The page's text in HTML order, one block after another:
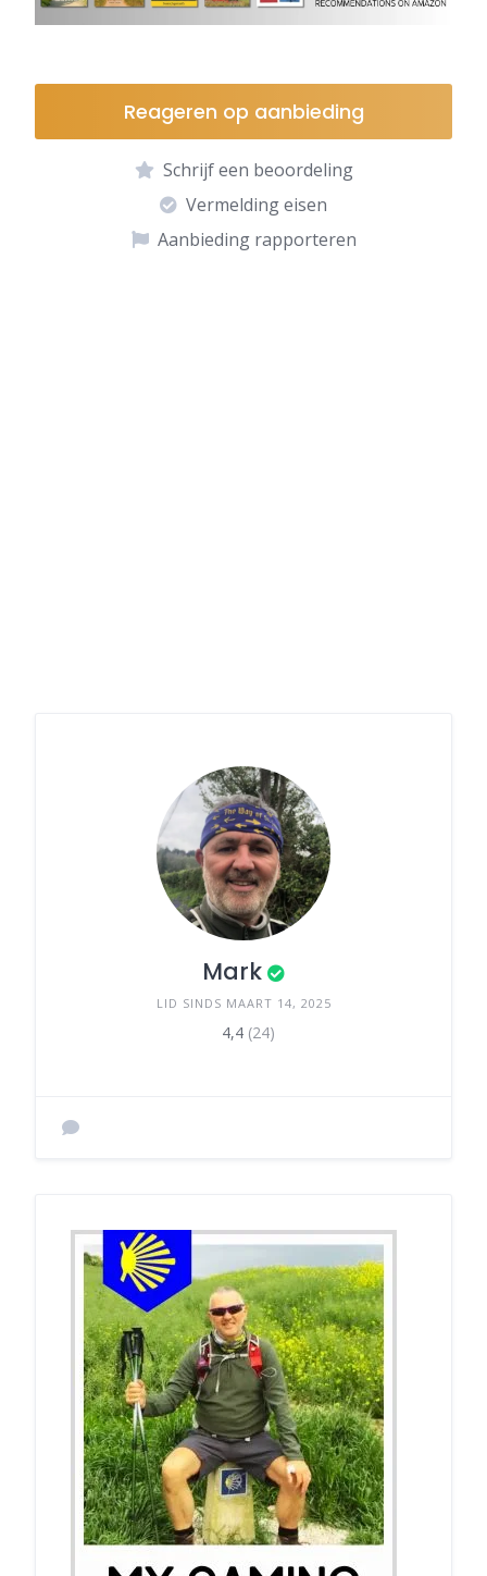
Reageren op aanbieding
Schrijf een beoordeling
Vermelding eisen
Aanbieding rapporteren
Mark
LID SINDS MAART 14, 2025
4,4 (24)